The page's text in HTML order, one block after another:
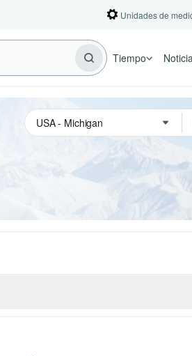
Unidades de
Tiempo